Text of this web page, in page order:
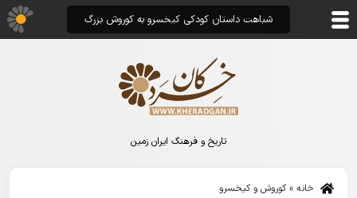
تاریخ و فرهنگ ایران زمین
خانه » کوروش و کیخسرو
شباهت داستان کودکی کیخسرو به کوروش بزرگ